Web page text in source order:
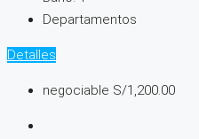
Departamentos
Detalles
negociable S/1,200.00